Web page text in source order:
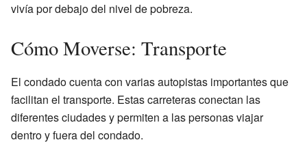
vivía por debajo del nivel de pobreza.
Cómo Moverse: Transporte
El condado cuenta con varias autopistas importantes que
facilitan el transporte. Estas carreteras conectan las
diferentes ciudades y permiten a las personas viajar
dentro y fuera del condado.